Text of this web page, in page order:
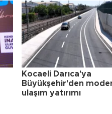
Kocaeli Darıca'ya
Büyükşehir'den
ulaşım yatırımı